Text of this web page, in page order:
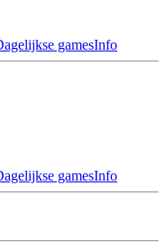
gamesInfo
gamesInfo